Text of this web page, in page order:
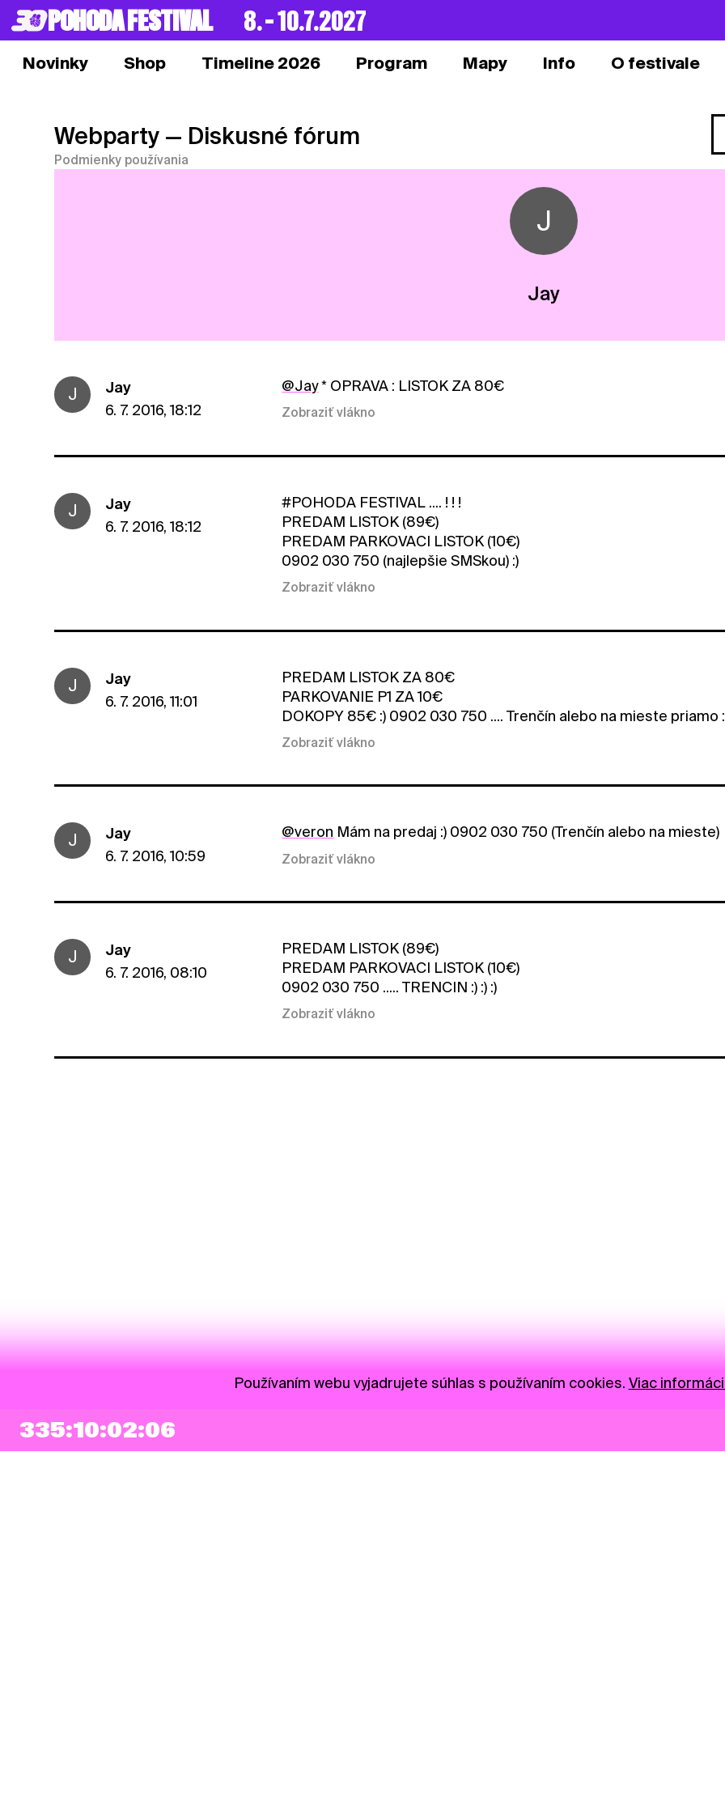
POHODA FESTIVAL 8. – 10.7.2027
Novinky Shop Timeline 2026 Program Mapy Info O festivale
Webparty — Diskusné fórum
Podmienky používania
J
Jay
J
Jay
6. 7. 2016, 18:12
@Jay* OPRAVA : LISTOK ZA 80€
Zobraziť vlákno
J
Jay
6. 7. 2016, 18:12
‪#‎POHODA‬ FESTIVAL .... ! ! !
PREDAM LISTOK (89€)
PREDAM PARKOVACI LISTOK (10€)
0902 030 750 (najlepšie SMSkou) :)
Zobraziť vlákno
J
Jay
6. 7. 2016, 11:01
PREDAM LISTOK ZA 80€
PARKOVANIE P1 ZA 10€
DOKOPY 85€ :) 0902 030 750 .... Trenčín alebo na mieste priamo
Zobraziť vlákno
J
Jay
6. 7. 2016, 10:59
@veron Mám na predaj :) 0902 030 750 (Trenčín alebo na mieste)
Zobraziť vlákno
J
Jay
6. 7. 2016, 08:10
PREDAM LISTOK (89€)
PREDAM PARKOVACI LISTOK (10€)
0902 030 750 ..... TRENCIN :) :) :)
Zobraziť vlákno
335:10:02:06
Používaním webu vyjadrujete súhlas s používaním cookies. Viac